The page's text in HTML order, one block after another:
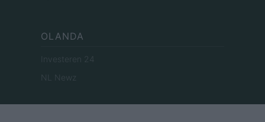
OLANDA
Investeren 24
NL Newz